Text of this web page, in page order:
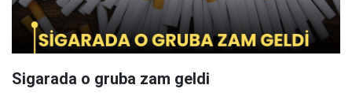
Sigarada o gruba zam geldi